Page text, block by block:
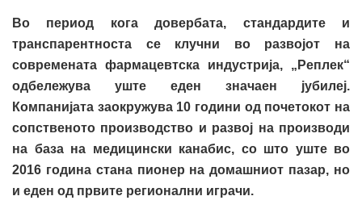
Во период кога довербата, стандардите и
транспарентноста се клучни во развојот на
современата фармацевтска индустрија, „Реплек“
одбележува уште еден значаен јубилеј.
Компанијата заокружува 10 години од почетокот на
сопственото производство и развој на производи
на база на медицински канабис, со што уште во
2016 година стана пионер на домашниот пазар, но
и еден од првите регионални играчи.